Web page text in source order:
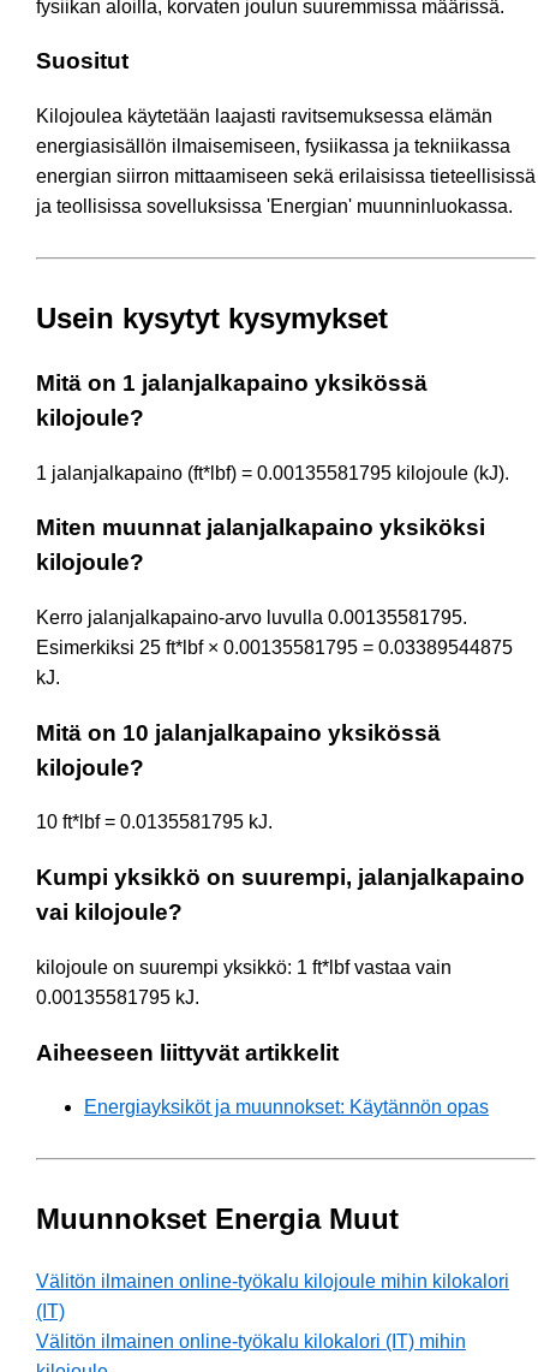
fysiikan aloilla, korvaten joulun suuremmissa määrissä.
Suositut
Kilojoulea käytetään laajasti ravitsemuksessa elämän
energiasisällön ilmaisemiseen, fysiikassa ja tekniikassa
energian siirron mittaamiseen sekä erilaisissa tieteellisissä
ja teollisissa sovelluksissa 'Energian' muunninluokassa.
Usein kysytyt kysymykset
Mitä on 1 jalanjalkapaino yksikössä
kilojoule?
1 jalanjalkapaino (ft*lbf) = 0.00135581795 kilojoule (kJ).
Miten muunnat jalanjalkapaino yksiköksi
kilojoule?
Kerro jalanjalkapaino-arvo luvulla 0.00135581795.
Esimerkiksi 25 ft*lbf × 0.00135581795 = 0.03389544875
kJ.
Mitä on 10 jalanjalkapaino yksikössä
kilojoule?
10 ft*lbf = 0.0135581795 kJ.
Kumpi yksikkö on suurempi, jalanjalkapaino
vai kilojoule?
kilojoule on suurempi yksikkö: 1 ft*lbf vastaa vain
0.00135581795 kJ.
Aiheeseen liittyvät artikkelit
Energiayksiköt ja muunnokset: Käytännön opas
Muunnokset Energia Muut
Välitön ilmainen online-työkalu kilojoule mihin kilokalori
(IT)
Välitön ilmainen online-työkalu kilokalori (IT) mihin